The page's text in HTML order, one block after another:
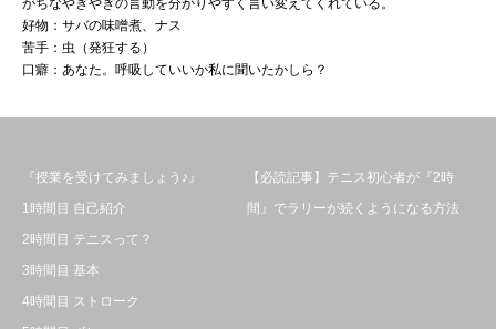
がちなやぎやぎの言動を分かりやすく言い変えてくれている。
好物：サバの味噌煮、ナス
苦手：虫（発狂する）
口癖：あなた。呼吸していいか私に聞いたかしら？
『授業を受けてみましょう♪』
1時間目 自己紹介
2時間目 テニスって？
3時間目 基本
4時間目 ストローク
【必読記事】テニス初心者が『2時
間』でラリーが続くようになる方法